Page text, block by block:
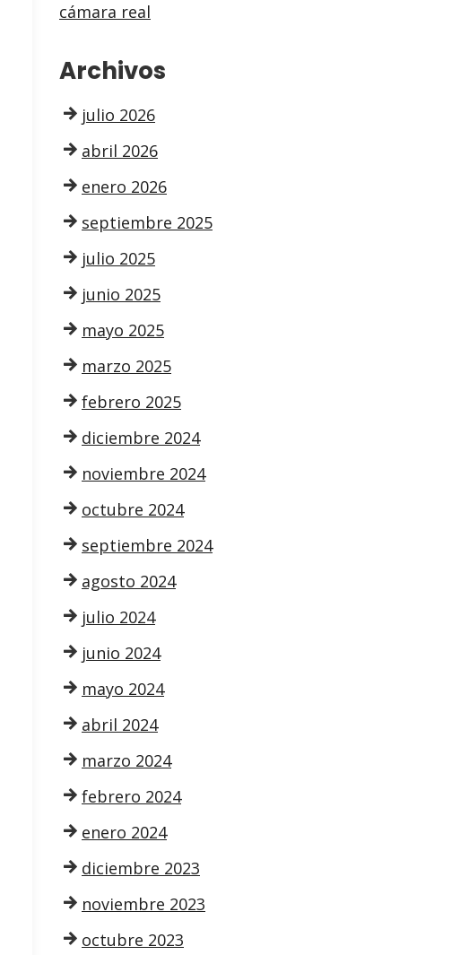
cámara real
Archivos
julio 2026
abril 2026
enero 2026
septiembre 2025
julio 2025
junio 2025
mayo 2025
marzo 2025
febrero 2025
diciembre 2024
noviembre 2024
octubre 2024
septiembre 2024
agosto 2024
julio 2024
junio 2024
mayo 2024
abril 2024
marzo 2024
febrero 2024
enero 2024
diciembre 2023
noviembre 2023
octubre 2023